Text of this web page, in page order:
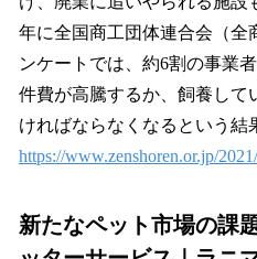
年に全国商工団体連合会（全
ンケートでは、約6割の事業
件費が高騰するか、飼養して
ければならなくなるという結
https://www.zenshoren.or.jp/
新たなペット市場の課